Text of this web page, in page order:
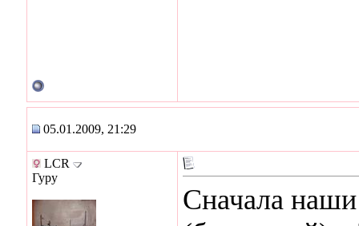
05.01.2009, 21:29
LCR
Гуру
Сначала